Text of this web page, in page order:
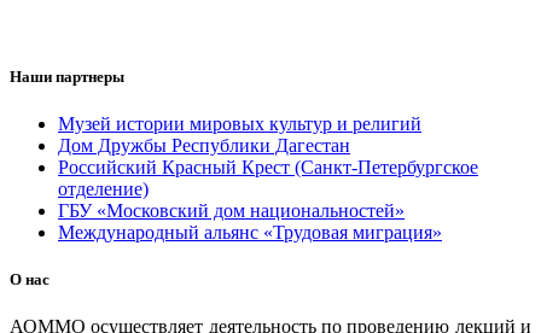
Наши партнеры
Музей истории мировых культур и религий
Дом Дружбы Республики Дагестан
Российский Красный Крест (Санкт-Петербургское
отделение)
ГБУ «Московский дом национальностей»
Международный альянс «Трудовая миграция»
О нас
АОММО осуществляет деятельность по проведению лекций и